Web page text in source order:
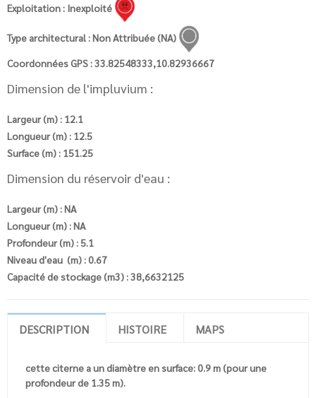
Exploitation : Inexploité
Type architectural : Non Attribuée (NA)
Coordonnées GPS : 33.82548333,10.82936667
Dimension de l'impluvium :
Largeur (m) : 12.1
Longueur (m) : 12.5
Surface (m) : 151.25
Dimension du réservoir d'eau :
Largeur (m) : NA
Longueur (m) : NA
Profondeur (m) : 5.1
Niveau d'eau (m) : 0.67
Capacité de stockage (m3) : 38,6632125
DESCRIPTION HISTOIRE MAPS
cette citerne a un diamètre en surface: 0.9 m (pour une
profondeur de 1.35 m).